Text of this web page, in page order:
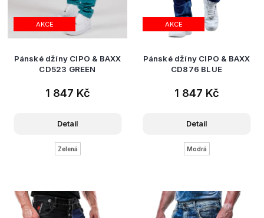
AKCE
Pánské džíny CIPO & BAXX
CD523 GREEN
1 847 Kč
Detail
Zelená
AKCE
Pánské džíny CIPO & BAXX
CD876 BLUE
1 847 Kč
Detail
Modrá